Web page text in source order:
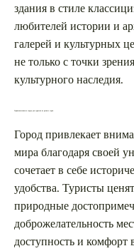
здания в стиле
любителей истории и
галерей и культурных
не только с точки
культурного наследия.
Привлекательность города для туристов из разных стран
Город привлекает
мира благодаря своей
сочетает в себе
удобства. Туристы
природные
доброжелательность
доступность и комфорт